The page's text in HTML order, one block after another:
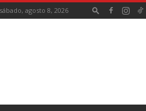
sábado, agosto 8, 2026